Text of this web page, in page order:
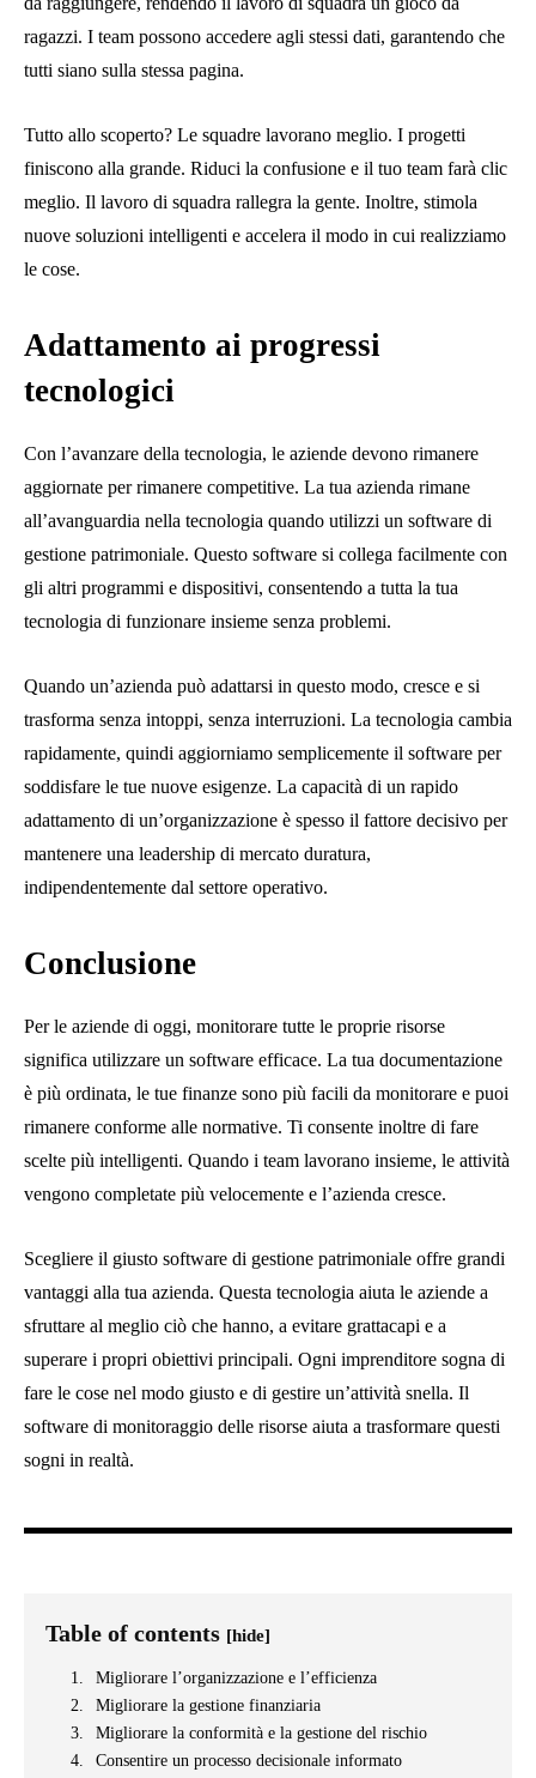
ragazzi. I team possono accedere agli stessi dati, garantendo che
tutti siano sulla stessa pagina.
Tutto allo scoperto? Le squadre lavorano meglio. I progetti
finiscono alla grande. Riduci la confusione e il tuo team farà clic
meglio. Il lavoro di squadra rallegra la gente. Inoltre, stimola
nuove soluzioni intelligenti e accelera il modo in cui realizziamo
le cose.
Adattamento ai progressi
tecnologici
Con l’avanzare della tecnologia, le aziende devono rimanere
aggiornate per rimanere competitive. La tua azienda rimane
all’avanguardia nella tecnologia quando utilizzi un software di
gestione patrimoniale. Questo software si collega facilmente con
gli altri programmi e dispositivi, consentendo a tutta la tua
tecnologia di funzionare insieme senza problemi.
Quando un’azienda può adattarsi in questo modo, cresce e si
trasforma senza intoppi, senza interruzioni. La tecnologia cambia
rapidamente, quindi aggiorniamo semplicemente il software per
soddisfare le tue nuove esigenze. La capacità di un rapido
adattamento di un’organizzazione è spesso il fattore decisivo per
mantenere una leadership di mercato duratura,
indipendentemente dal settore operativo.
Conclusione
Per le aziende di oggi, monitorare tutte le proprie risorse
significa utilizzare un software efficace. La tua documentazione
è più ordinata, le tue finanze sono più facili da monitorare e puoi
rimanere conforme alle normative. Ti consente inoltre di fare
scelte più intelligenti. Quando i team lavorano insieme, le attività
vengono completate più velocemente e l’azienda cresce.
Scegliere il giusto software di gestione patrimoniale offre grandi
vantaggi alla tua azienda. Questa tecnologia aiuta le aziende a
sfruttare al meglio ciò che hanno, a evitare grattacapi e a
superare i propri obiettivi principali. Ogni imprenditore sogna di
fare le cose nel modo giusto e di gestire un’attività snella. Il
software di monitoraggio delle risorse aiuta a trasformare questi
sogni in realtà.
Table of contents [hide]
Migliorare l’organizzazione e l’efficienza
Migliorare la gestione finanziaria
Migliorare la conformità e la gestione del rischio
Consentire un processo decisionale informato